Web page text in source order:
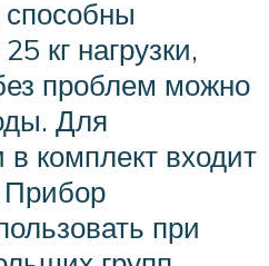
кг нагрузки,
проблем можно
Для
в комплект входит
Прибор
при